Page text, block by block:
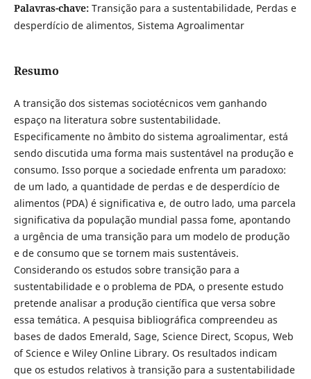
Palavras-chave: Transição para a sustentabilidade, Perdas e
desperdício de alimentos, Sistema Agroalimentar
Resumo
A transição dos sistemas sociotécnicos vem ganhando
espaço na literatura sobre sustentabilidade.
Especificamente no âmbito do sistema agroalimentar, está
sendo discutida uma forma mais sustentável na produção e
consumo. Isso porque a sociedade enfrenta um paradoxo:
de um lado, a quantidade de perdas e de desperdício de
alimentos (PDA) é significativa e, de outro lado, uma parcela
significativa da população mundial passa fome, apontando
a urgência de uma transição para um modelo de produção
e de consumo que se tornem mais sustentáveis.
Considerando os estudos sobre transição para a
sustentabilidade e o problema de PDA, o presente estudo
pretende analisar a produção científica que versa sobre
essa temática. A pesquisa bibliográfica compreendeu as
bases de dados Emerald, Sage, Science Direct, Scopus, Web
of Science e Wiley Online Library. Os resultados indicam
que os estudos relativos à transição para a sustentabilidade